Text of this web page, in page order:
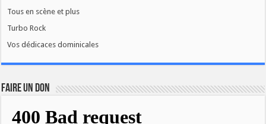
Tous en scène et plus
Turbo Rock
Vos dédicaces dominicales
FAIRE UN DON